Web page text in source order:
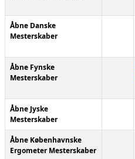
Åbne Danske
Mesterskaber
Åbne Fynske
Mesterskaber
Åbne Jyske
Mesterskaber
Åbne Københavnske
Ergometer Mesterskaber